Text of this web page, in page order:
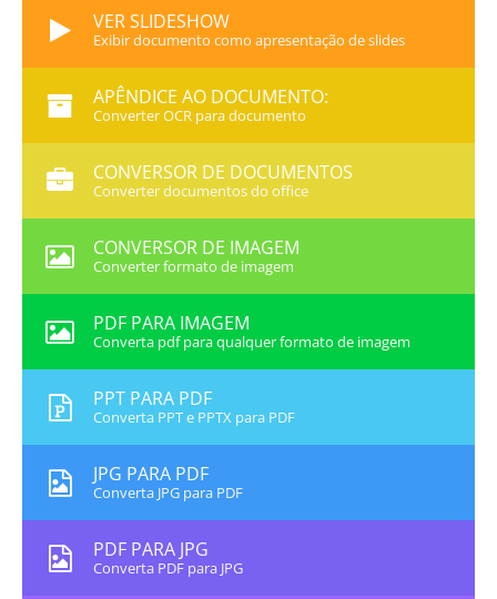
VER SLIDESHOW
Exibir documento como apresentação de slides
APÊNDICE AO DOCUMENTO:
Converter OCR para documento
CONVERSOR DE DOCUMENTOS
Converter documentos do office
CONVERSOR DE IMAGEM
Converter formato de imagem
PDF PARA IMAGEM
Converta pdf para qualquer formato de imagem
PPT PARA PDF
Converta PPT e PPTX para PDF
JPG PARA PDF
Converta JPG para PDF
PDF PARA JPG
Converta PDF para JPG